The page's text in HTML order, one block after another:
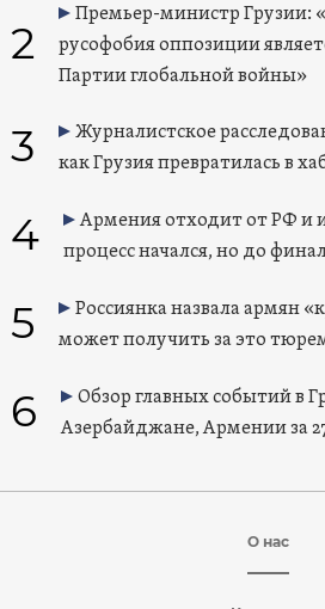
2
Премьер-министр Грузии:
русофобия оппозиции
Партии глобальной войны»
3
Журналистское
как Грузия превратилась в
4
Армения отходит от РФ и
процесс начался, но до
5
Россиянка назвала армян
может получить за это
6
Обзор главных событий в
Азербайджане, Армении за
О нас